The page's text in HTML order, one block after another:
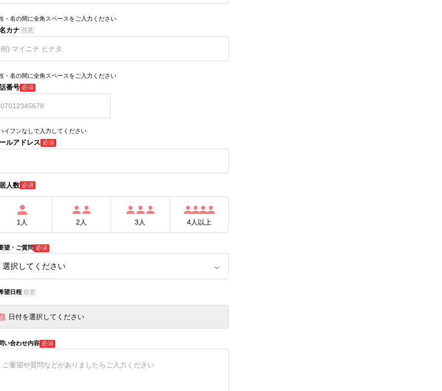
・名の間に全角スペースをご入力ください
カナ 任意
・名の間に全角スペースをご入力ください
番号 必須
イフンなしで入力してください
ルアドレス 必須
人数 必須
1人 2人 3人 4人以上
望・ご質問 必須
望日程 任意
日付を選択してください
い合わせ内容 必須